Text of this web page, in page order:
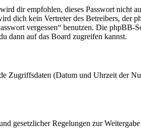
dir empfohlen, dieses Passwort nicht
dich kein Vertreter des Betreibers, der
vergessen“ benutzen. Die
dann auf das Board zugreifen kannst.
Zugriffsdaten (Datum und Uhrzeit der
gesetzlicher Regelungen zur